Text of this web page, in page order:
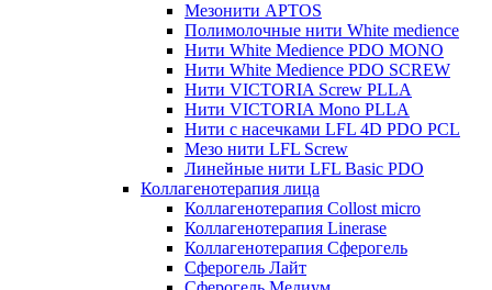
Мезонити APTOS
Полимолочные нити White medience
Нити White Medience PDO MONO
Нити White Medience PDO SCREW
Нити VICTORIA Screw PLLA
Нити VICTORIA Mono PLLA
Нити с насечками LFL 4D PDO PCL
Мезо нити LFL Screw
Линейные нити LFL Basic PDO
Коллагенотерапия лица
Коллагенотерапия Collost micro
Коллагенотерапия Linerase
Коллагенотерапия Сферогель
Сферогель Лайт